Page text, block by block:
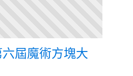
屆魔術方塊大